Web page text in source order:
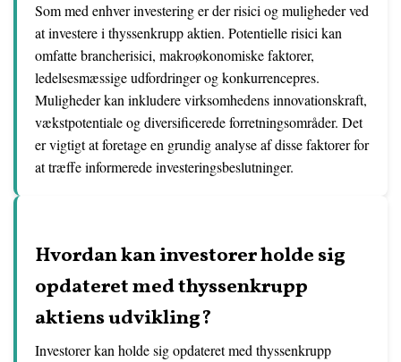
Som med enhver investering er der risici og muligheder ved
at investere i thyssenkrupp aktien. Potentielle risici kan
omfatte brancherisici, makroøkonomiske faktorer,
ledelsesmæssige udfordringer og konkurrencepres.
Muligheder kan inkludere virksomhedens innovationskraft,
vækstpotentiale og diversificerede forretningsområder. Det
er vigtigt at foretage en grundig analyse af disse faktorer for
at træffe informerede investeringsbeslutninger.
Hvordan kan investorer holde sig
opdateret med thyssenkrupp
aktiens udvikling?
Investorer kan holde sig opdateret med thyssenkrupp